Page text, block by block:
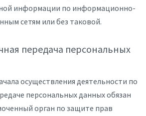
информации по информационно-
сетям или без таковой.
передача персональных
осуществления деятельности по
персональных данных обязан
орган по защите прав